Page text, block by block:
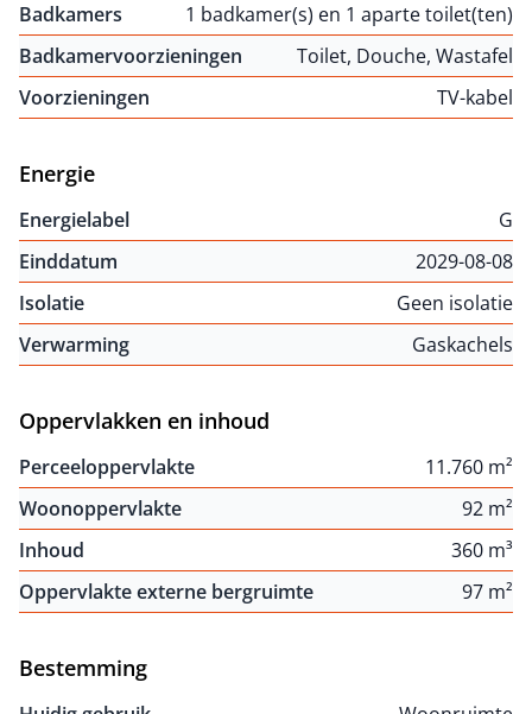
Badkamers
1 badkamer(s) en 1 aparte toilet(ten)
Badkamervoorzieningen
Toilet, Douche, Wastafel
Voorzieningen
TV-kabel
Energie
Energielabel
G
Einddatum
2029-08-08
Isolatie
Geen isolatie
Verwarming
Gaskachels
Oppervlakken en inhoud
Perceeloppervlakte
11.760 m²
Woonoppervlakte
92 m²
Inhoud
360 m³
Oppervlakte externe bergruimte
97 m²
Bestemming